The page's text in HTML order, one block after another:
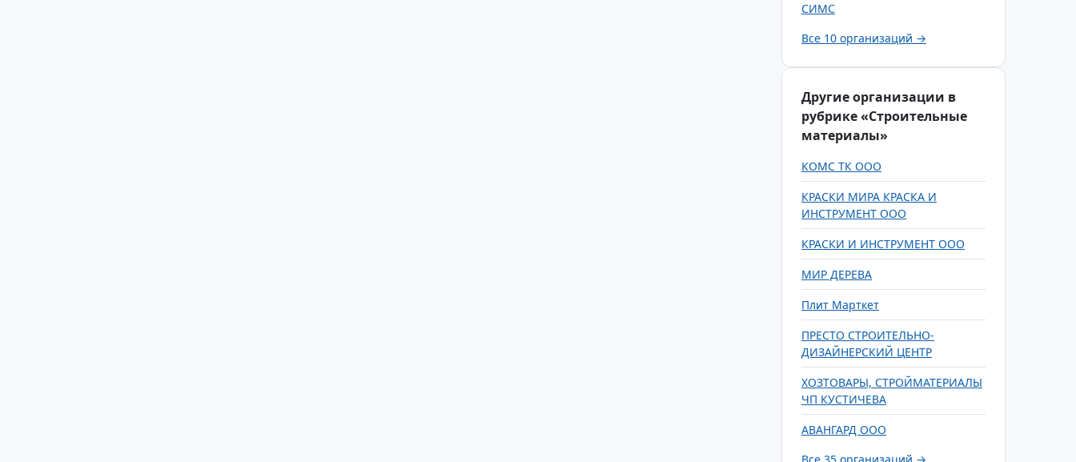
СИМС
Все 10 организаций →
Другие организации в
рубрике «Строительные
материалы»
КОМС ТК ООО
КРАСКИ МИРА КРАСКА И
ИНСТРУМЕНТ ООО
КРАСКИ И ИНСТРУМЕНТ ООО
МИР ДЕРЕВА
Плит Марткет
ПРЕСТО СТРОИТЕЛЬНО-
ДИЗАЙНЕРСКИЙ ЦЕНТР
ХОЗТОВАРЫ, СТРОЙМАТЕРИАЛЫ
ЧП КУСТИЧЕВА
АВАНГАРД ООО